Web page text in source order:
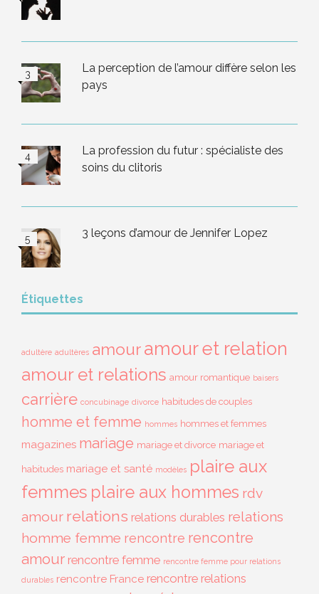
La perception de l’amour diffère selon les
pays
La profession du futur : spécialiste des
soins du clitoris
3 leçons d’amour de Jennifer Lopez
Étiquettes
adultère adultères amouramour et relation
amour et relations amour romantique baisers
carrière concubinage divorce habitudes de couples
homme et femme hommes hommes et femmes
magazines mariage mariage et divorce mariage et
habitudes mariage et santé modèles plaire aux
femmes plaire aux hommes rdv
amour relations relations durables relations
homme femme rencontre rencontre
amour rencontre femme rencontre femme pour relations
durables rencontre France rencontre relations